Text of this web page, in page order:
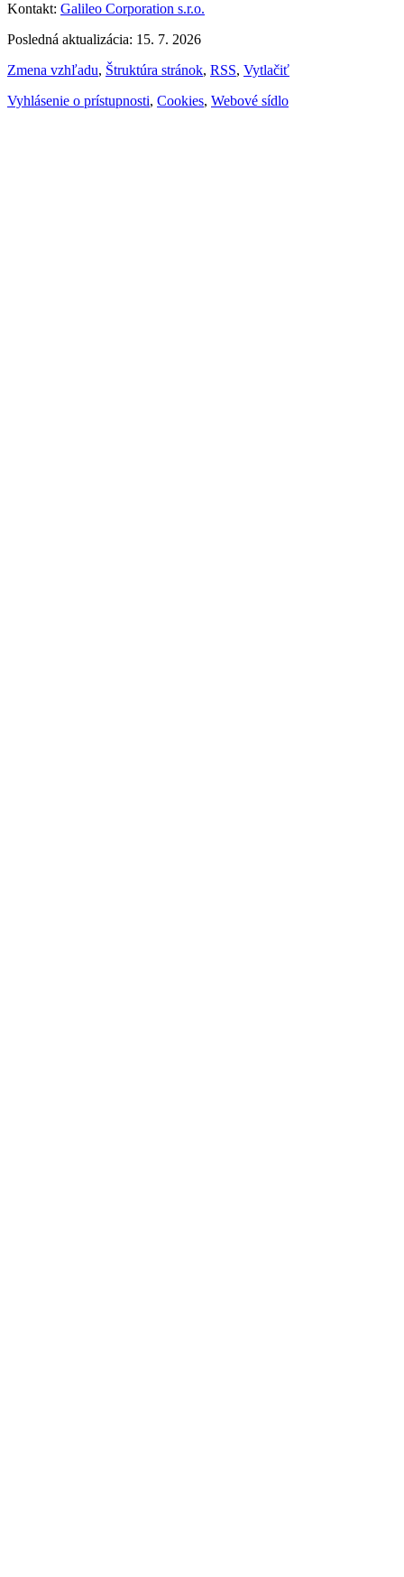
Kontakt: Galileo Corporation s.r.o.
Posledná aktualizácia: 15. 7. 2026
Zmena vzhľadu, Štruktúra stránok, RSS, Vytlačiť
Vyhlásenie o prístupnosti, Cookies, Webové sídlo